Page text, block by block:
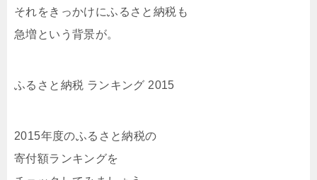
それをきっかけにふるさと納税も
急増という背景が。
ふるさと納税 ランキング 2015
2015年度のふるさと納税の
寄付額ランキングを